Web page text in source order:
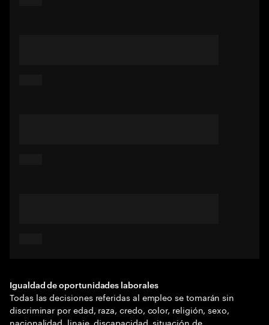
Igualdad de oportunidades laborales
Todas las decisiones referidas al empleo se tomarán sin
discriminar por edad, raza, credo, color, religión, sexo,
nacionalidad, linaje, discapacidad, situación de